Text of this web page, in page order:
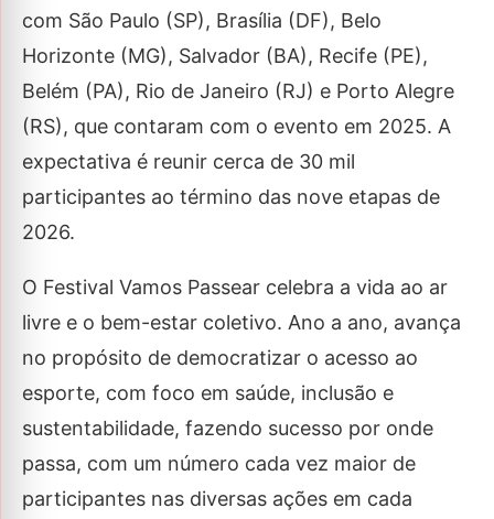
com São Paulo (SP), Brasília (DF), Belo
Horizonte (MG), Salvador (BA), Recife (PE),
Belém (PA), Rio de Janeiro (RJ) e Porto Alegre
(RS), que contaram com o evento em 2025. A
expectativa é reunir cerca de 30 mil
participantes ao término das nove etapas de
2026.
O Festival Vamos Passear celebra a vida ao ar
livre e o bem-estar coletivo. Ano a ano, avança
no propósito de democratizar o acesso ao
esporte, com foco em saúde, inclusão e
sustentabilidade, fazendo sucesso por onde
passa, com um número cada vez maior de
participantes nas diversas ações em cada